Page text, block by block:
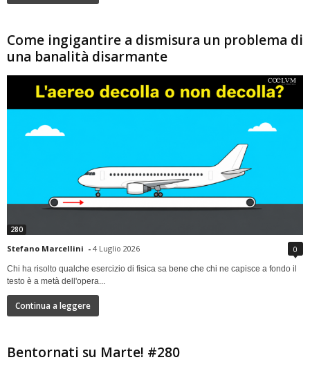
Come ingigantire a dismisura un problema di
una banalità disarmante
280
Stefano Marcellini - 4 Luglio 2026 0
Chi ha risolto qualche esercizio di fisica sa bene che chi ne capisce a fondo il
testo è a metà dell'opera...
Continua a leggere
Bentornati su Marte! #280